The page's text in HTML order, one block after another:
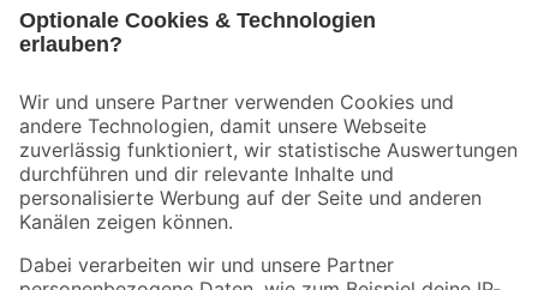
Der toom Newsletter: Keine Angebote und Aktionen mehr verpassen!
Zur Newsletter Anmeldung
Folge uns